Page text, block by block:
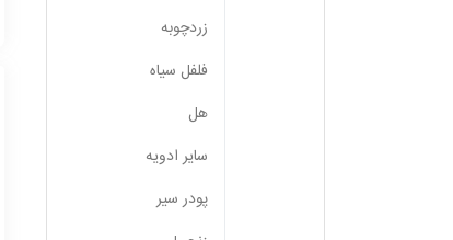
زردچوبه
فلفل سیاه
هل
سایر ادویه
پودر سیر